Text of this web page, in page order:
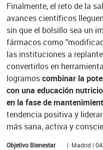
Finalmente, el reto de la
avances científicos
sin que el bolsillo sea un
fármacos como
las instituciones a
convertirlos en
logramoscombinar la
con una educación
en la fase de
tendencia positiva y
más sana, activa y
Objetivo Bienestar | Madrid |